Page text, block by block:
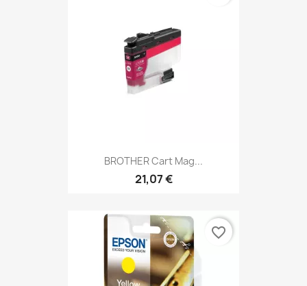
BROTHER Cart Mag...
21,07 €
favorite_border